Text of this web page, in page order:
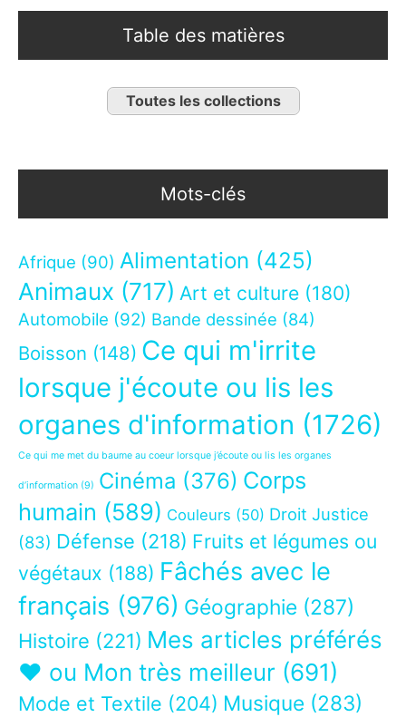
Table des matières
Toutes les collections
Mots-clés
Afrique (90) Alimentation (425)
Animaux (717) Art et culture (180)
Automobile (92) Bande dessinée (84)
Boisson (148) Ce qui m'irrite
lorsque j'écoute ou lis les
organes d'information (1726)
Ce qui me met du baume au coeur lorsque j’écoute ou lis les organes
d’information (9) Cinéma (376) Corps
humain (589) Couleurs (50) Droit Justice
(83) Défense (218) Fruits et légumes ou
végétaux (188) Fâchés avec le
français (976) Géographie (287)
Histoire (221) Mes articles préférés
❤ ou Mon très meilleur (691)
Mode et Textile (204) Musique (283)